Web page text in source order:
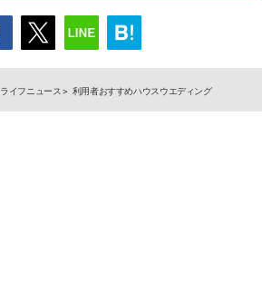
ライフニュース 利用者おすすめハウスウエディング